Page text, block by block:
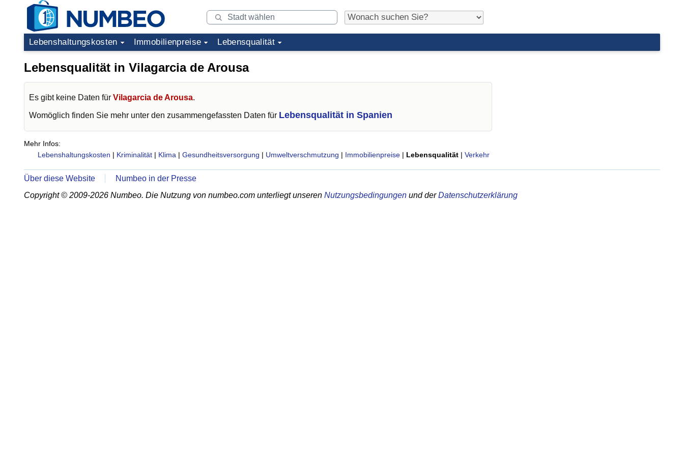
Lebenshaltungskosten Immobilienpreise Lebensqualität
Lebensqualität in Vilagarcia de Arousa
Es gibt keine Daten für Vilagarcia de Arousa.
Womöglich finden Sie mehr unter den zusammengefassten Daten für Lebensqualität in Spanien
Mehr Infos:
Lebenshaltungskosten | Kriminalität | Klima | Gesundheitsversorgung | Umweltverschmutzung | Immobilienpreise | Lebensqualität | Verkehr
Über diese Website
Numbeo in der Presse
Copyright © 2009-2026 Numbeo. Die Nutzung von numbeo.com unterliegt unseren Nutzungsbedingungen und derDatenschutzerklärung